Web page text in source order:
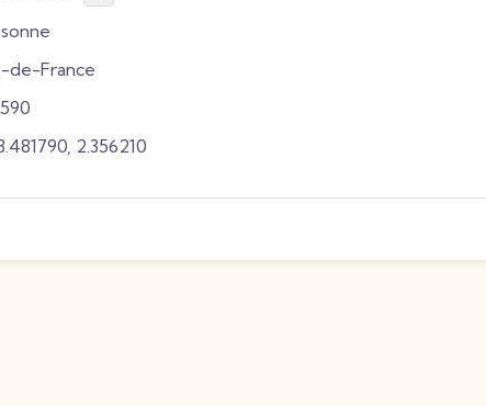
de-France
, 2.356210